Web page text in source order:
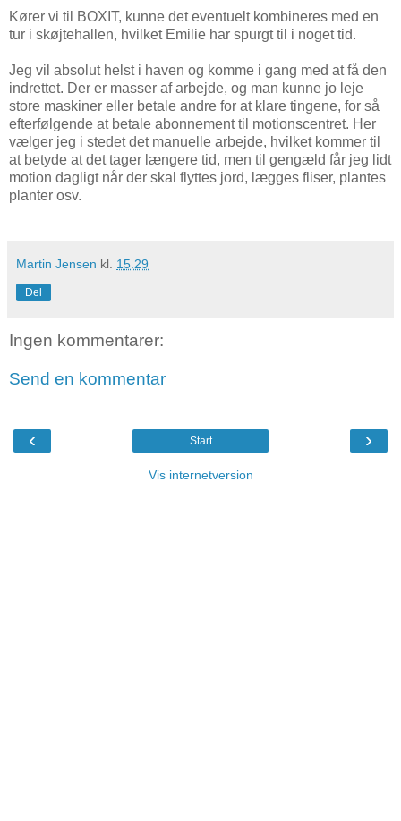
Kører vi til BOXIT, kunne det eventuelt kombineres med en
tur i skøjtehallen, hvilket Emilie har spurgt til i noget tid.
Jeg vil absolut helst i haven og komme i gang med at få den
indrettet. Der er masser af arbejde, og man kunne jo leje
store maskiner eller betale andre for at klare tingene, for så
efterfølgende at betale abonnement til motionscentret. Her
vælger jeg i stedet det manuelle arbejde, hvilket kommer til
at betyde at det tager længere tid, men til gengæld får jeg lidt
motion dagligt når der skal flyttes jord, lægges fliser, plantes
planter osv.
Martin Jensen kl. 15.29
Del
Ingen kommentarer:
Send en kommentar
‹ ›
Start
Vis internetversion